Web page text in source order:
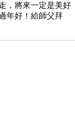
，將來一定是美好
年好！給師父拜